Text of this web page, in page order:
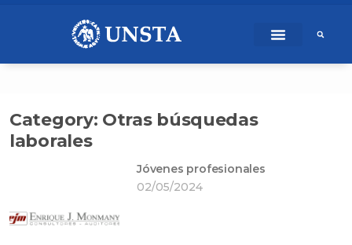
Category: Otras búsquedas
laborales
Jóvenes profesionales
02/05/2024
Page
PagePage
PagePage